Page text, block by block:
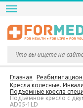
Главная
Кресла колесные.
Подъемные кресла
Подъемное кресло с
AD05-1LD